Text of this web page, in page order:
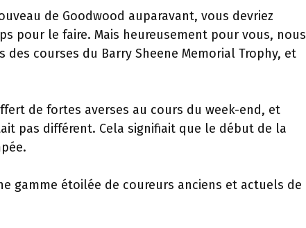
de Goodwood auparavant, vous devriez
pour le faire. Mais heureusement pour vous, nous
courses du Barry Sheene Memorial Trophy, et
de fortes averses au cours du week-end, et
pas différent. Cela signifiait que le début de la
gamme étoilée de coureurs anciens et actuels de